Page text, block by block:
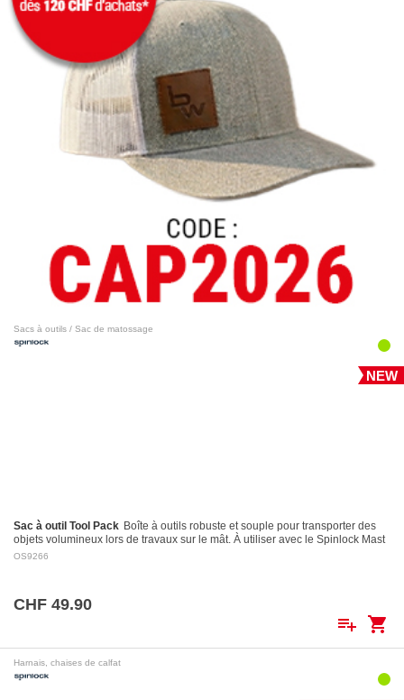
Sacs à outils / Sac de matossage
NEW
Sac à outil Tool Pack Boîte à outils robuste et souple pour transporter des
objets volumineux lors de travaux sur le mât. À utiliser avec le Spinlock Mast
Pro.
OS9266
CHF 49.90
playlist_add shopping_cart
Harnais, chaises de calfat